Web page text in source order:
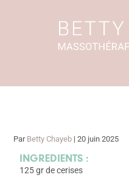
Par Betty Chayeb | 20 juin 2025
INGREDIENTS :
125 gr de cerises